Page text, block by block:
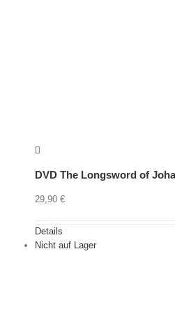
DVD The Longsword of
29,90 €
Details
Nicht auf Lager